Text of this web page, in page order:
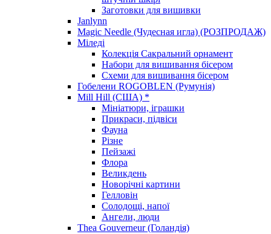
Заготовки для вишивки
Janlynn
Magic Needle (Чудесная игла) (РОЗПРОДАЖ)
Міледі
Колекція Сакральний орнамент
Набори для вишивання бісером
Схеми для вишивання бісером
Гобелени ROGOBLEN (Румунія)
Mill Hill (США) *
Мініатюри, іграшки
Прикраси, підвіси
Фауна
Різне
Пейзажі
Флора
Великдень
Новорічні картини
Гелловін
Солодощі, напої
Ангели, люди
Thea Gouverneur (Голандія)